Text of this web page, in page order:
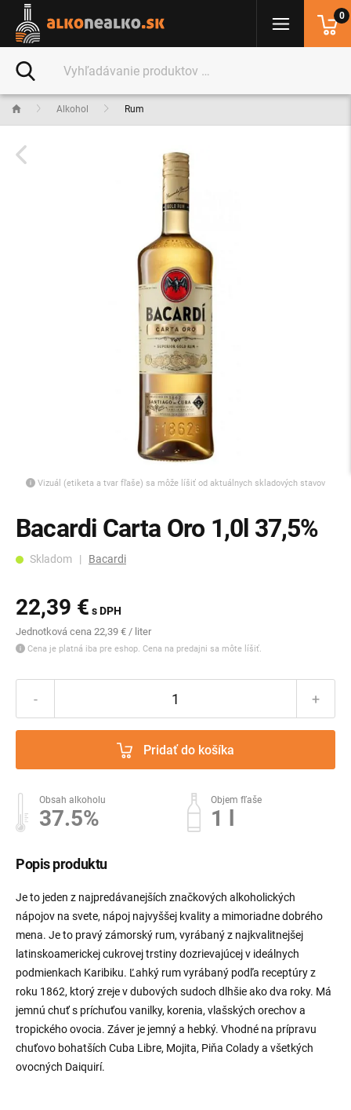
Alkohol Rum
Vizuál (etiketa a tvar fľaše) sa môže líšiť od aktuálnych skladových stavov
Bacardi Carta Oro 1,0l 37,5%
Skladom | Bacardi
22,39 € s DPH
Jednotková cena 22,39 € / liter
Cena je platná iba pre eshop. Cena na predajni sa môte líšiť.
- +
Pridať do košíka
Obsah alkoholu
37.5%
Objem fľaše
1 l
Popis produktu
Je to jeden z najpredávanejších značkových alkoholických
nápojov na svete, nápoj najvyššej kvality a mimoriadne dobrého
mena. Je to pravý zámorský rum, vyrábaný z najkvalitnejšej
latinskoamerickej cukrovej trstiny dozrievajúcej v ideálnych
podmienkach Karibiku. Ľahký rum vyrábaný podľa receptúry z
roku 1862, ktorý zreje v dubových sudoch dlhšie ako dva roky. Má
jemnú chuť s príchuťou vanilky, korenia, vlašských orechov a
tropického ovocia. Záver je jemný a hebký. Vhodné na prípravu
chuťovo bohatších Cuba Libre, Mojita, Piňa Colady a všetkých
ovocných Daiquirí.
0